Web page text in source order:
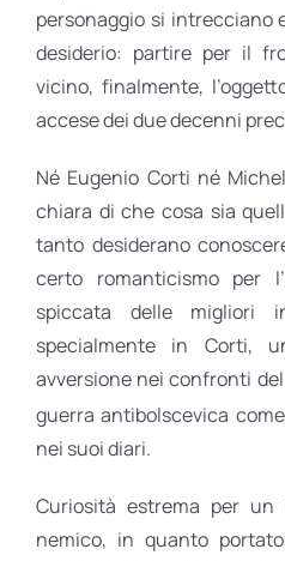
personaggio si intrecciano
desiderio: partire per il
vicino, finalmente,
accese dei due decenni
Né Eugenio Corti né
chiara di che cosa sia
tanto desiderano
certo romanticismo per
spiccata delle migliori
specialmente in Corti,
avversione nei confronti
guerra antibolscevica
nei suoi diari.
Curiosità estrema per un
nemico, in quanto